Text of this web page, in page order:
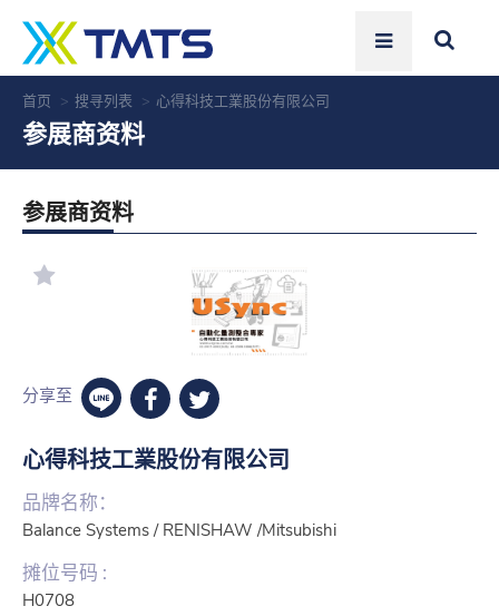
首页 搜寻列表 心得科技工業股份有限公司
参展商资料
参展商资料
分享至
心得科技工業股份有限公司
品牌名称：
Balance Systems / RENISHAW /Mitsubishi
摊位号码 :
H0708